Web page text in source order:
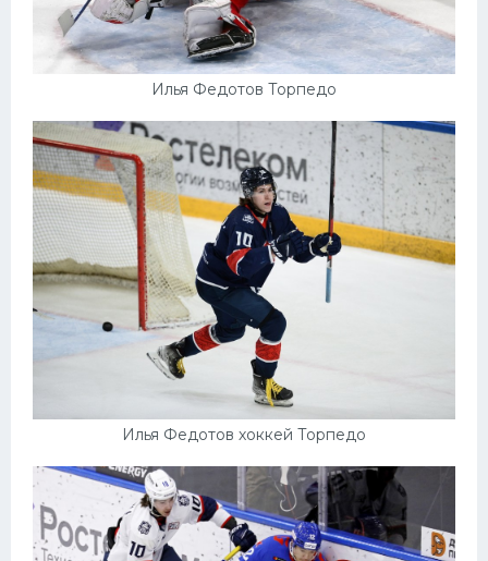
Илья Федотов Торпедо
Илья Федотов хоккей Торпедо